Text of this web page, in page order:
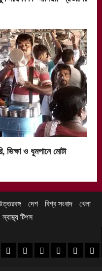
ও ধূমপানে মোটা
দেশ বিশ্ব সংবাদ খেলা
স্বাস্থ্য টিপস
নিউজ
আলিপুরদুয়ার খবর
জলপাইগুড়ি খবর
শিলিগুড়ি খবর
উত্তরদক্ষিণ